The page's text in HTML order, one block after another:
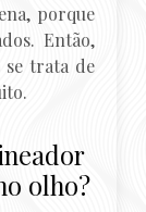
porque
Então,
trata de
olho?